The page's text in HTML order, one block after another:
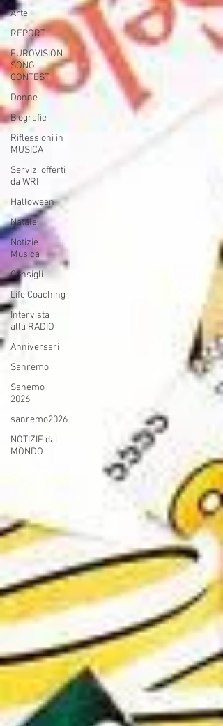
Arte
REPORT
EUROVISION
SONG
CONTEST
Donne
Biografie
Riflessioni in
MUSICA
Servizi offerti
da WRI
Halloween
Natale
Notizie
Musica
Consigli
Life Coaching
Intervista
alla RADIO
Anniversari
Sanremo
Sanemo
2026
sanremo2026
NOTIZIE dal
MONDO